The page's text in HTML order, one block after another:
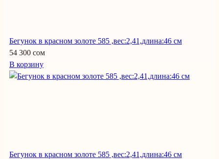
Бегунок в красном золоте 585 ,вес:2,41,длина:46 см
54 300 сом
В корзину
Бегунок в красном золоте 585 ,вес:2,41,длина:46 см